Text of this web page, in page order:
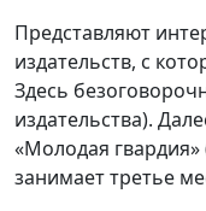
Представляют
издательств, с
Здесь
издательства).
«Молодая гвардия»
занимает третье